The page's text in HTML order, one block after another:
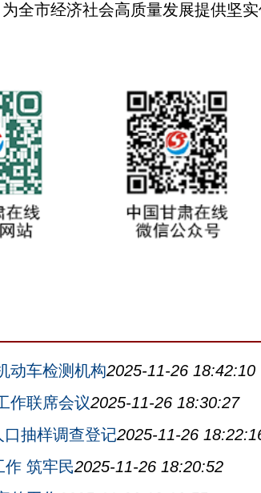
全市经济社会高质量发展提供坚
动车检测机构2025-11-26 18:42:10
作联席会议2025-11-26 18:30:27
抽样调查登记2025-11-26
作 筑牢民2025-11-26 18:20:52